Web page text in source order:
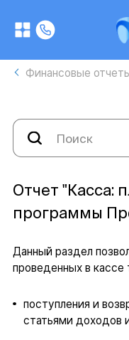
Финансовые
Отчет "Касса:
программы
Данный раздел
проведенных в кассе
поступления и
статьями доходов